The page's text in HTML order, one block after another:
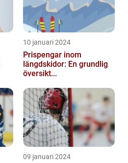
10 januari 2024
Prispengar inom
längdskidor: En grundlig
översikt...
09 januari 2024